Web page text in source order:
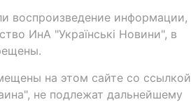
воспроизведение информации,
ИнА "Українські Новини", в
на этом сайте со ссылкой
не подлежат дальнейшему